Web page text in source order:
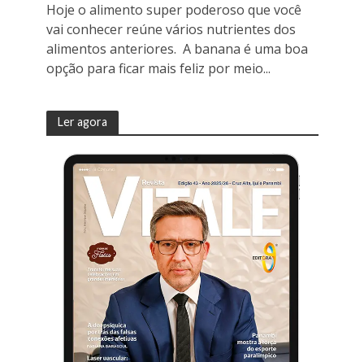
Hoje o alimento super poderoso que você
vai conhecer reúne vários nutrientes dos
alimentos anteriores. A banana é uma boa
opção para ficar mais feliz por meio...
Ler agora